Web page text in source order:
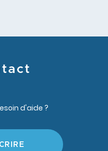
d'aide ?